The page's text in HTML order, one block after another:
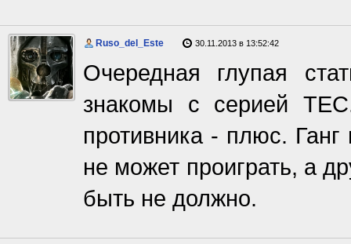
Ruso_del_Este 30.11.2013 в 13:52:42
Очередная глупая
знакомы с серией
противника - плюс.
не может проиграть, а
быть не должно.